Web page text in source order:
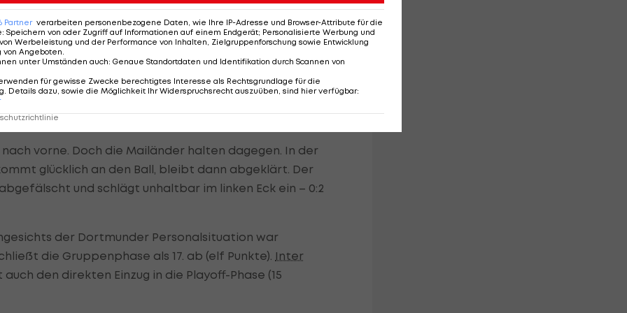
Strafraum vonFelix Nmechagelegt und holt eine gute
schlenzt den Ball gefühlvoll über die Mauer ins Eck –
vorne. Doch die Mailänder halten dagegen. In der
glücklich an den Ball, bleibt dann abgeklärt. Der
und schlägt unhaltbar im linken Eck ein – 0:2
der Dortmunder Personalsituation war
die Gruppenphase als 17. ab (elf Punkte). Inter
den direkten Einzug in die Playoff-Phase (15
Partner verarbeiten personenbezogene Daten, wie Ihre IP-Adresse und Browser-Attribute für die
: Speichern von oder Zugriff auf Informationen auf einem Endgerät; Personalisierte Werbung und
Werbeleistung und der Performance von Inhalten, Zielgruppenforschung sowie Entwicklung
von Angeboten.
unter Umständen auch: Genaue Standortdaten und Identifikation durch Scannen von
für gewisse Zwecke berechtigtes Interesse als Rechtsgrundlage für die
Details dazu, sowie die Möglichkeit Ihr Widerspruchsrecht auszuüben, sind hier verfügbar: